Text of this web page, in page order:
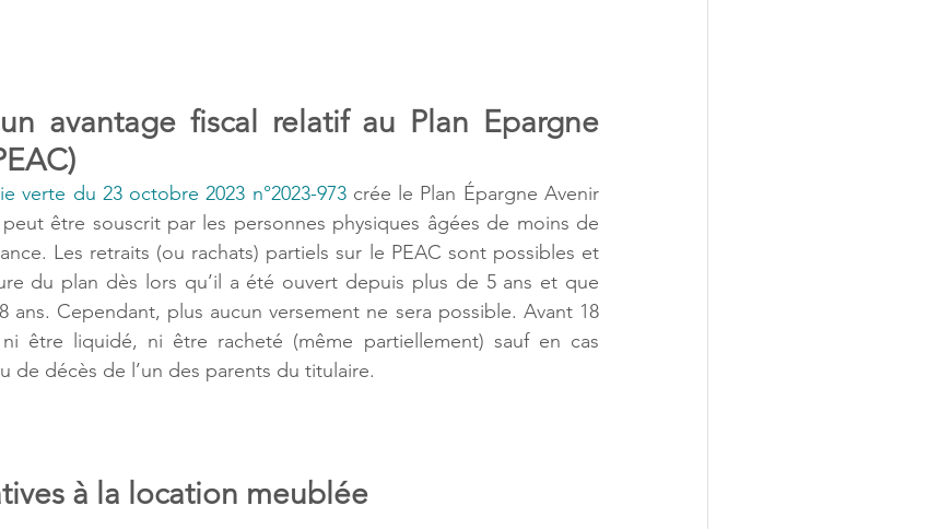
avantage fiscal relatif au Plan Epargne
verte du 23 octobre 2023 n°2023-973 crée le Plan Épargne Avenir
être souscrit par les personnes physiques âgées de moins de
Les retraits (ou rachats) partiels sur le PEAC sont possibles et
du plan dès lors qu’il a été ouvert depuis plus de 5 ans et que
ans. Cependant, plus aucun versement ne sera possible. Avant 18
être liquidé, ni être racheté (même partiellement) sauf en cas
de décès de l’un des parents du titulaire.
à la location meublée